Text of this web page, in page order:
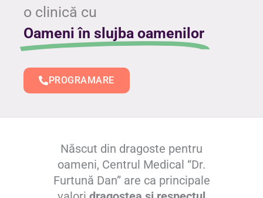
o clinică cu
Oameni în slujba oamenilor
PROGRAMARE
Născut din dragoste pentru
oameni, Centrul Medical “Dr.
Furtună Dan” are ca principale